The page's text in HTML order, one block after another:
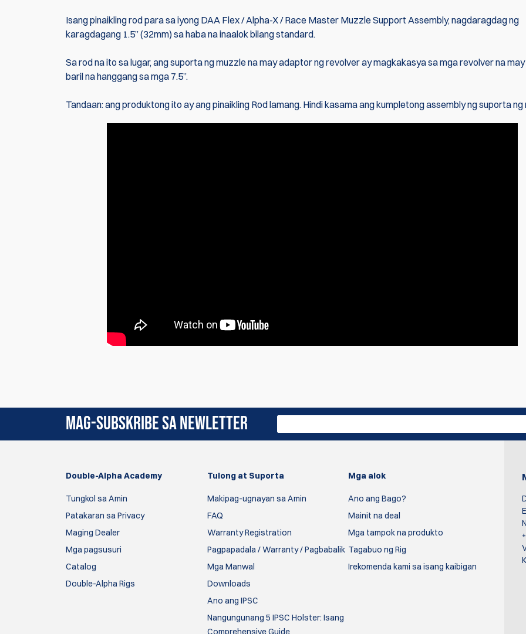
Isang pinaikling rod para sa iyong DAA Flex / Alpha-X / Race Master Muzzle Support Assembly, nagdaragdag ng
karagdagang 1.5” (32mm) sa haba na inaalok bilang standard.
Sa rod na ito sa lugar, ang suporta ng muzzle na may adaptor ng revolver ay magkakasya sa mga revolver na
baril na hanggang sa mga 7.5”.
Tandaan: ang produktong ito ay ang pinaikling Rod lamang. Hindi kasama ang kumpletong assembly ng suporta ng
MAG-SUBSKRIBE SA NEWLETTER
Double-Alpha Academy
Tungkol sa Amin
Patakaran sa Privacy
Maging Dealer
Mga pagsusuri
Catalog
Double-Alpha Rigs
Tulong at Suporta
Makipag-ugnayan sa Amin
FAQ
Warranty Registration
Pagpapadala / Warranty / Pagbabalik
Mga Manwal
Downloads
Ano ang IPSC
Nangungunang 5 IPSC Holster: Isang
Comprehensive Guide
Mga alok
Ano ang Bago?
Mainit na deal
Mga tampok na produkto
Tagabuo ng Rig
Irekomenda kami sa isang kaibigan